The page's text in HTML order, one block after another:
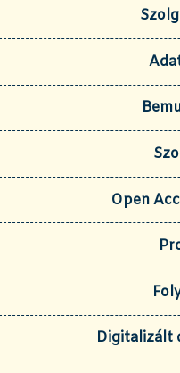
Open
Digitalizált